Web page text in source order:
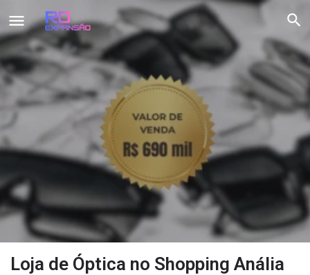
Loja de Óptica no Shopping Anália